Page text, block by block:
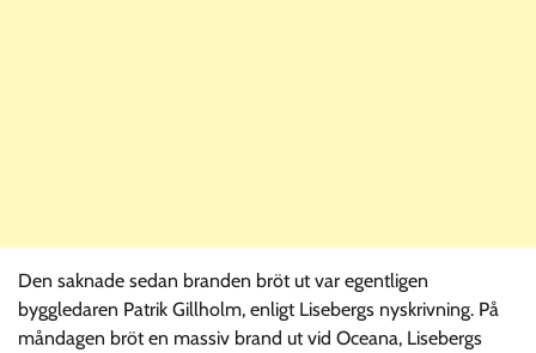
Den saknade sedan branden bröt ut var egentligen
byggledaren Patrik Gillholm, enligt Lisebergs nyskrivning. På
måndagen bröt en massiv brand ut vid Oceana, Lisebergs